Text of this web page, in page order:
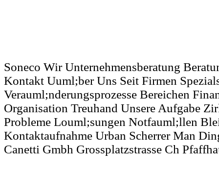
Soneco Wir Unternehmensberatung
Kontakt Uuml;ber Uns Seit Firmen
Verauml;nderungsprozesse Bereichen
Organisation Treuhand Unsere Aufgabe
Probleme Louml;sungen Notfauml;llen
Kontaktaufnahme Urban Scherrer Man
Canetti Gmbh Grossplatzstrasse Ch